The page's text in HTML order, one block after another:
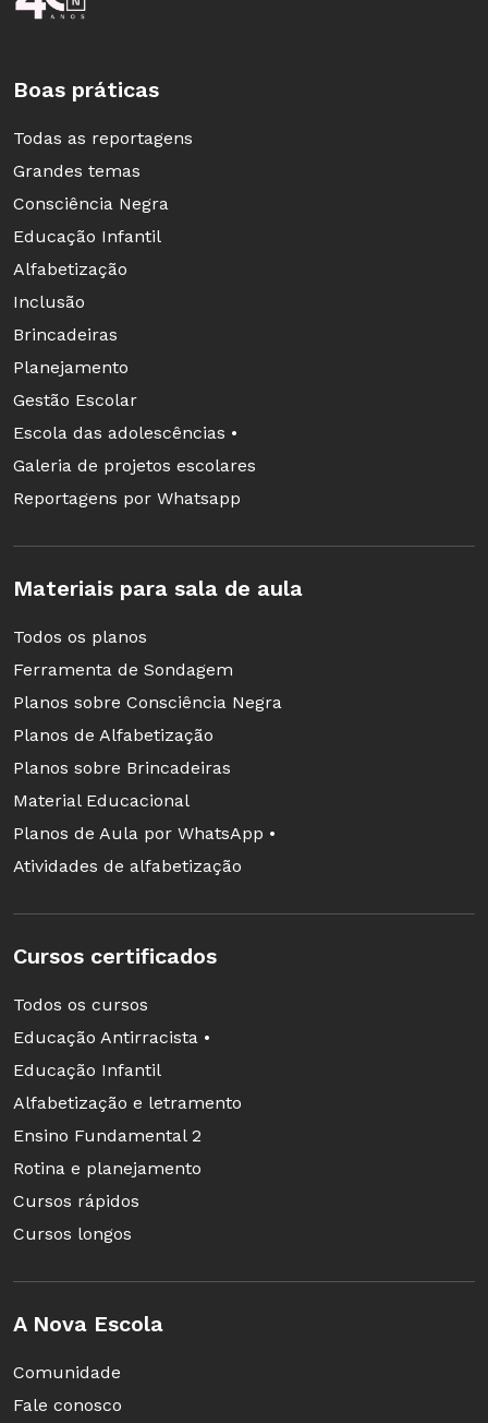
Boas práticas
Todas as reportagens
Grandes temas
Consciência Negra
Educação Infantil
Alfabetização
Inclusão
Brincadeiras
Planejamento
Gestão Escolar
Escola das adolescências •
Galeria de projetos escolares
Reportagens por Whatsapp
Materiais para sala de aula
Todos os planos
Ferramenta de Sondagem
Planos sobre Consciência Negra
Planos de Alfabetização
Planos sobre Brincadeiras
Material Educacional
Planos de Aula por WhatsApp •
Atividades de alfabetização
Cursos certificados
Todos os cursos
Educação Antirracista •
Educação Infantil
Alfabetização e letramento
Ensino Fundamental 2
Rotina e planejamento
Cursos rápidos
Cursos longos
A Nova Escola
Comunidade
Fale conosco